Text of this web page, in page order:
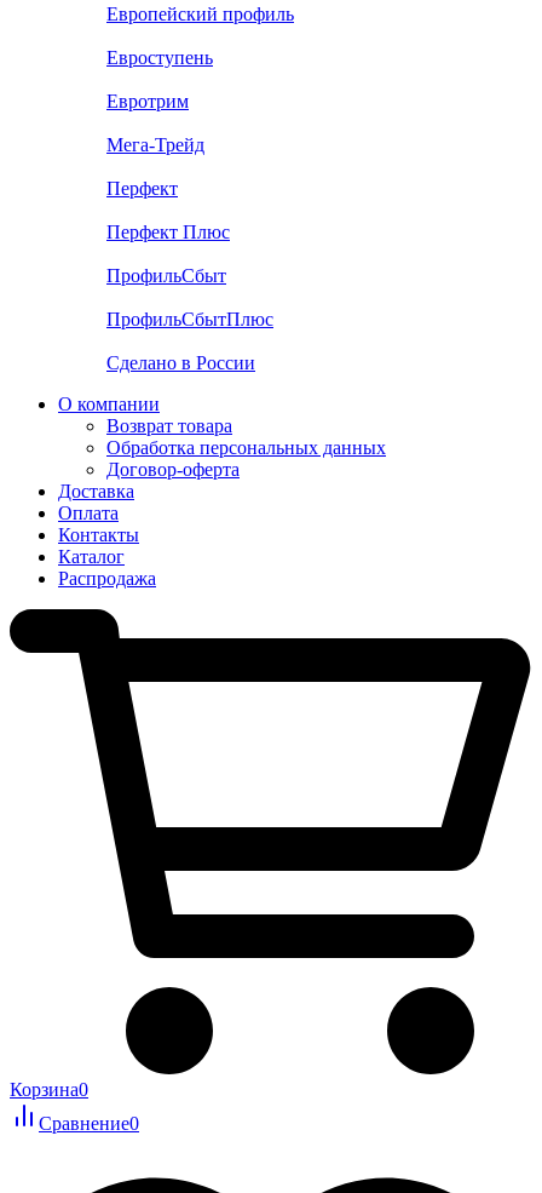
Европейский профиль
Евроступень
Евротрим
Мега-Трейд
Перфект
Перфект Плюс
ПрофильСбыт
ПрофильСбытПлюс
Сделано в России
О компании
Возврат товара
Обработка персональных данных
Договор-оферта
Доставка
Оплата
Контакты
Каталог
Распродажа
Корзина0
Сравнение0